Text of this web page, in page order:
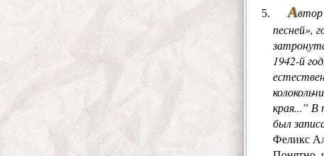
А
песней»,
1942-й
края...” В
был
Феликс